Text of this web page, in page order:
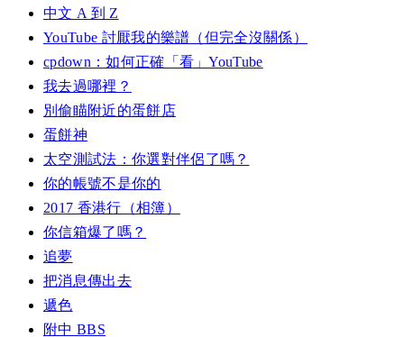
中文 A 到 Z
YouTube 討厭我的樂譜（但完全沒關係）
cpdown：如何正確「看」YouTube
我去過哪裡？
別偷瞄附近的蛋餅店
蛋餅神
太空測試法：你選對伴侶了嗎？
你的帳號不是你的
2017 香港行（相簿）
你信箱爆了嗎？
追夢
把消息傳出去
遞色
附中 BBS